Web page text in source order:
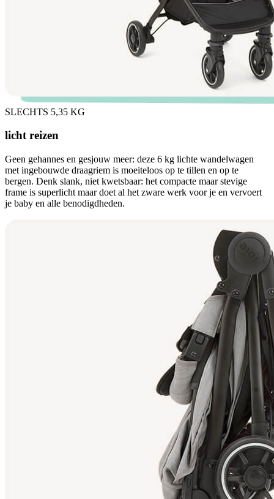
SLECHTS 5,35 KG
licht reizen
Geen gehannes en gesjouw meer: deze 6 kg lichte wandelwagen
met ingebouwde draagriem is moeiteloos op te tillen en op te
bergen. Denk slank, niet kwetsbaar: het compacte maar stevige
frame is superlicht maar doet al het zware werk voor je en vervoert
je baby en alle benodigdheden.